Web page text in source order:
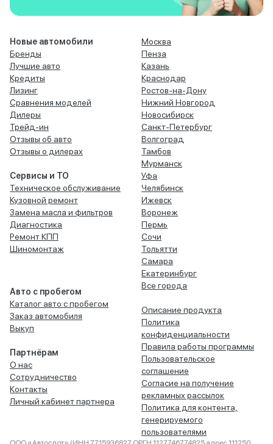
Новые автомобили
Бренды
Лучшие авто
Кредиты
Лизинг
Сравнения моделей
Дилеры
Трейд-ин
Отзывы об авто
Отзывы о дилерах
Сервисы и ТО
Техническое обслуживание
Кузовной ремонт
Замена масла и фильтров
Диагностика
Ремонт КПП
Шиномонтаж
Авто с пробегом
Каталог авто с пробегом
Заказ автомобиля
Выкуп
Партнёрам
О нас
Сотрудничество
Контакты
Личный кабинет партнера
Москва
Пенза
Казань
Краснодар
Ростов-на-Дону
Нижний Новгород
Новосибирск
Санкт-Петербург
Волгоград
Тамбов
Мурманск
Уфа
Челябинск
Ижевск
Воронеж
Пермь
Сочи
Тольятти
Самара
Екатеринбург
Все города
Описание продукта
Политика
конфиденциальности
Правила работы программы
Пользовательское
соглашение
Согласие на получение
рекламных рассылок
Политика для контента,
генерируемого
пользователями